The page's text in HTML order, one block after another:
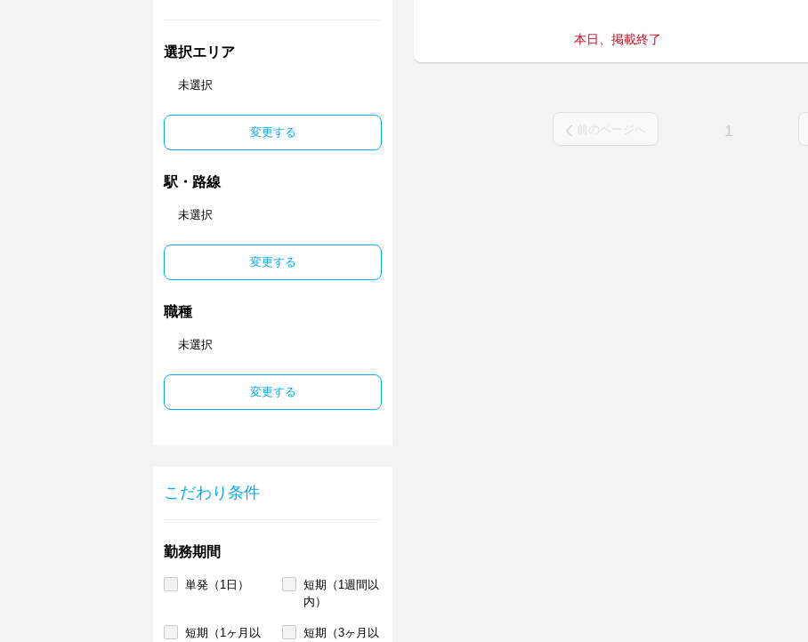
選択エリア
未選択
変更する
駅・路線
未選択
変更する
職種
未選択
変更する
こだわり条件
勤務期間
単発（1日）
短期（1週間以
内）
短期（1ヶ月以
短期（3ヶ月以
本日、掲載終了
前のページへ 1